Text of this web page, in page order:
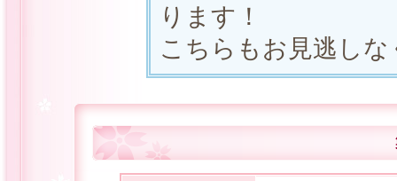
ります！
こちらもお見逃しな